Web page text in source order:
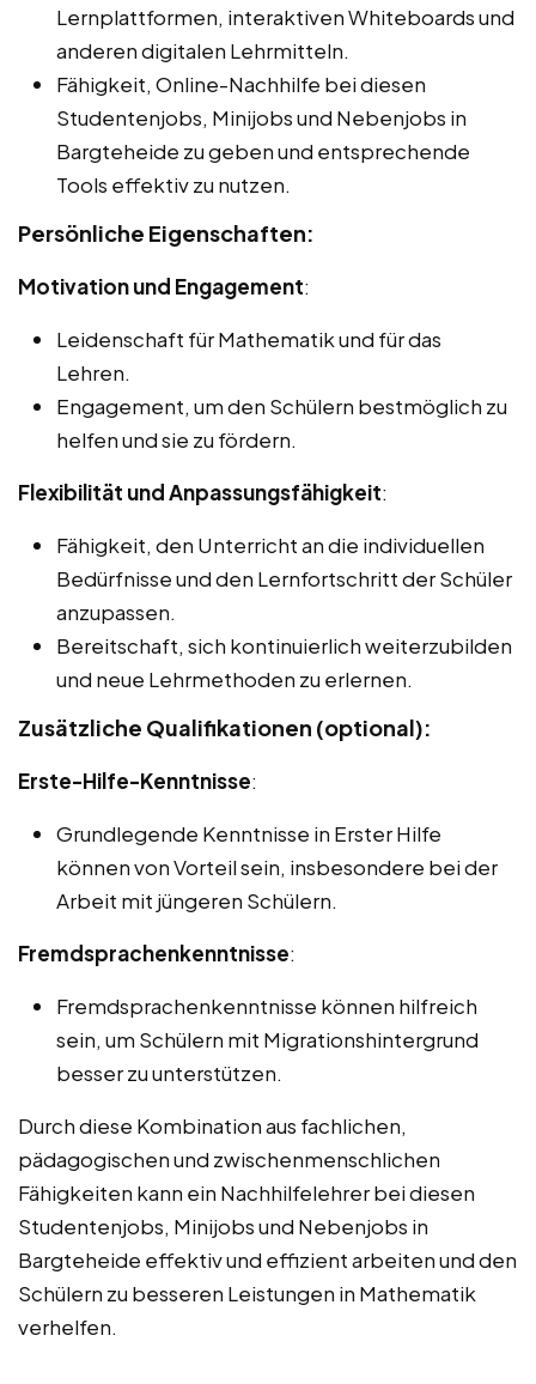
Lernplattformen, interaktiven Whiteboards und
anderen digitalen Lehrmitteln.
Fähigkeit, Online-Nachhilfe bei diesen
Studentenjobs, Minijobs und Nebenjobs in
Bargteheide zu geben und entsprechende
Tools effektiv zu nutzen.
Persönliche Eigenschaften:
Motivation und Engagement:
Leidenschaft für Mathematik und für das
Lehren.
Engagement, um den Schülern bestmöglich zu
helfen und sie zu fördern.
Flexibilität und Anpassungsfähigkeit:
Fähigkeit, den Unterricht an die individuellen
Bedürfnisse und den Lernfortschritt der Schüler
anzupassen.
Bereitschaft, sich kontinuierlich weiterzubilden
und neue Lehrmethoden zu erlernen.
Zusätzliche Qualifikationen (optional):
Erste-Hilfe-Kenntnisse:
Grundlegende Kenntnisse in Erster Hilfe
können von Vorteil sein, insbesondere bei der
Arbeit mit jüngeren Schülern.
Fremdsprachenkenntnisse:
Fremdsprachenkenntnisse können hilfreich
sein, um Schülern mit Migrationshintergrund
besser zu unterstützen.
Durch diese Kombination aus fachlichen,
pädagogischen und zwischenmenschlichen
Fähigkeiten kann ein Nachhilfelehrer bei diesen
Studentenjobs, Minijobs und Nebenjobs in
Bargteheide effektiv und effizient arbeiten und den
Schülern zu besseren Leistungen in Mathematik
verhelfen.